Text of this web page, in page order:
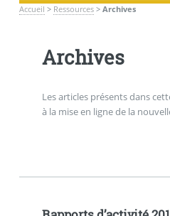
Accueil > Ressources> Archives
Archives
Les articles présents dans
à la mise en ligne de la